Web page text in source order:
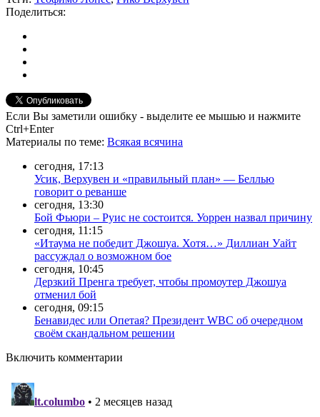
Поделиться:
Если Вы заметили ошибку - выделите ее мышью и нажмите
Ctrl+Enter
Материалы по теме: Всякая всячина
сегодня, 17:13
Усик, Верхувен и «правильный план» — Беллью
говорит о реванше
сегодня, 13:30
Бой Фьюри – Руис не состоится. Уоррен назвал причину
сегодня, 11:15
«Итаума не победит Джошуа. Хотя…» Диллиан Уайт
рассуждал о возможном бое
сегодня, 10:45
Дерзкий Пренга требует, чтобы промоутер Джошуа
отменил бой
сегодня, 09:15
Бенавидес или Опетая? Президент WBC об очередном
своём скандальном решении
Включить комментарии